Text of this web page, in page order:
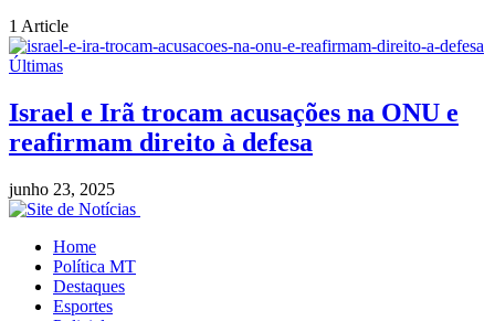
1 Article
Últimas
Israel e Irã trocam acusações na ONU e
reafirmam direito à defesa
junho 23, 2025
Home
Política MT
Destaques
Esportes